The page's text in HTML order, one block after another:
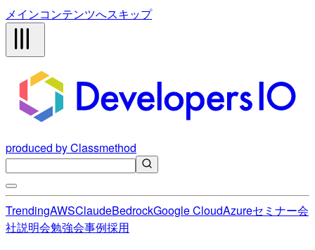
メインコンテンツへスキップ
produced by Classmethod
TrendingAWSClaudeBedrockGoogle CloudAzureセミナー会
社説明会勉強会事例採用